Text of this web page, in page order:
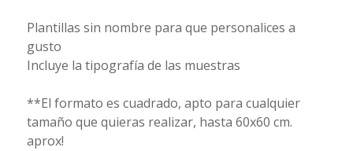
Plantillas sin nombre para que personalices a
gusto
Incluye la tipografía de las muestras
**El formato es cuadrado, apto para cualquier
tamaño que quieras realizar, hasta 60x60 cm.
aprox!